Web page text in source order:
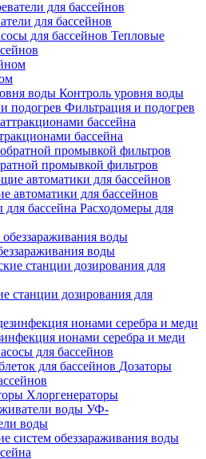
для бассейнов
Тепловые
Контроль уровня воды
Фильтрация и подогрев
бассейна
промывкой фильтров
автоматики для бассейнов
Расходомеры для
воды
станции дозирования для
ионами серебра и меди
для бассейнов
Дозаторы
Хлоргенераторы
УФ-
воды
систем обеззараживания воды